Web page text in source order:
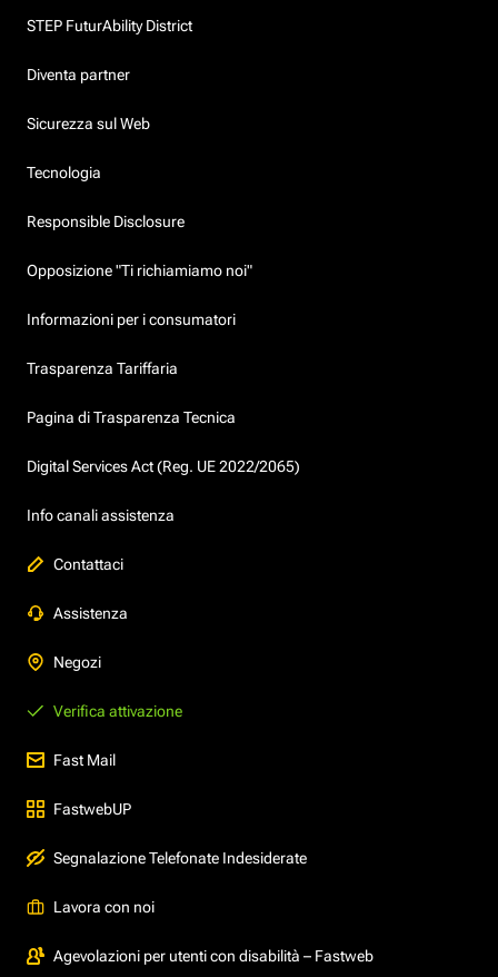
STEP FuturAbility District
Diventa partner
Sicurezza sul Web
Tecnologia
Responsible Disclosure
Opposizione "Ti richiamiamo noi"
Informazioni per i consumatori
Trasparenza Tariffaria
Pagina di Trasparenza Tecnica
Digital Services Act (Reg. UE 2022/2065)
Info canali assistenza
Contattaci
Assistenza
Negozi
Verifica attivazione
Fast Mail
FastwebUP
Segnalazione Telefonate Indesiderate
Lavora con noi
Agevolazioni per utenti con disabilità – Fastweb